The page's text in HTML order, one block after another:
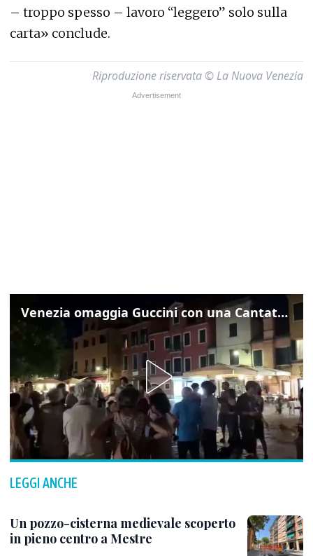
– troppo spesso – lavoro “leggero” solo sulla
carta» conclude.
Riproduzione riservata © La Nuova Venezia
Venezia omaggia Guccini con una Cantata Anarchica in campo Santa Margherita
LEGGI ANCHE
Un pozzo-cisterna medievale scoperto
in pieno centro a Mestre